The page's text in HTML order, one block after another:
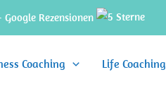
Google Rezensionen
Coaching Life Coaching